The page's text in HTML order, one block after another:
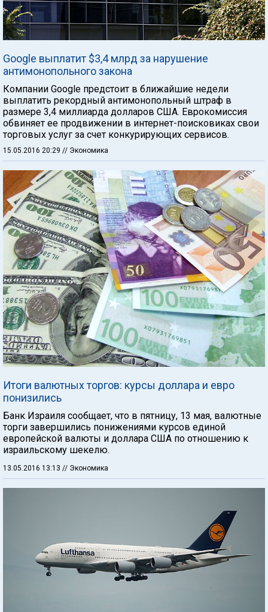
Google выплатит $3,4 млрд за нарушение
антимонопольного закона
Компании Google предстоит в ближайшие недели
выплатить рекордный антимонопольный штраф в
размере 3,4 миллиарда долларов США. Еврокомиссия
обвиняет ее продвижении в интернет-поисковиках свои
торговых услуг за счет конкурирующих сервисов.
15.05.2016 20:29 // Экономика
Итоги валютных торгов: курсы доллара и евро
понизились
Банк Израиля сообщает, что в пятницу, 13 мая, валютные
торги завершились понижениями курсов единой
европейской валюты и доллара США по отношению к
израильскому шекелю.
13.05.2016 13:13 // Экономика